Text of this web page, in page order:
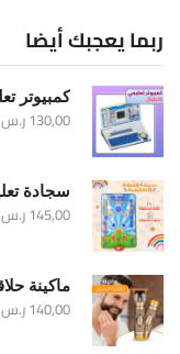
ربما يعجبك أيضا
كمبيوتر
130,00ر.س
سجادة
145,00ر.س
ماكينة
140,00ر.س